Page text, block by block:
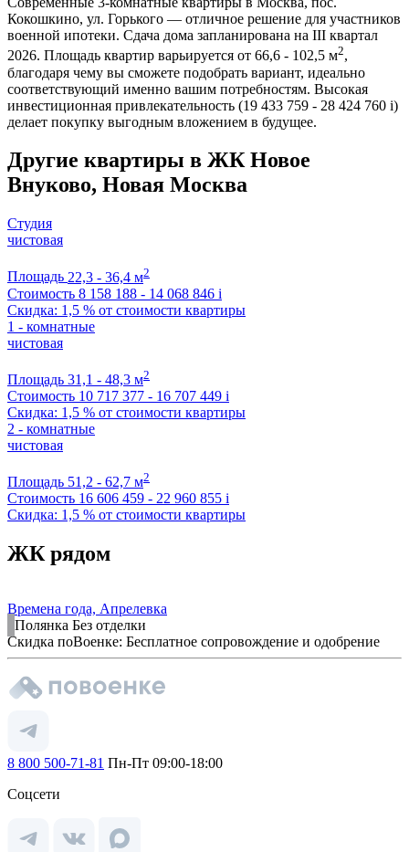
Кокошкино, ул. Горького — отличное решение для участников
военной ипотеки. Сдача дома запланирована на III квартал
2026. Площадь квартир варьируется от 66,6 - 102,5 м2,
благодаря чему вы сможете подобрать вариант, идеально
соответствующий именно вашим потребностям. Высокая
инвестиционная привлекательность (19 433 759 - 28 424 760 i)
делает покупку выгодным вложением в будущее.
Другие квартиры в ЖК Новое
Внуково, Новая Москва
Студия
чистовая
Площадь 22,3 - 36,4 м2
Стоимость 8 158 188 - 14 068 846 i
Скидка: 1,5 % от стоимости квартиры
1 - комнатные
чистовая
Площадь 31,1 - 48,3 м2
Стоимость 10 717 377 - 16 707 449 i
Скидка: 1,5 % от стоимости квартиры
2 - комнатные
чистовая
Площадь 51,2 - 62,7 м2
Стоимость 16 606 459 - 22 960 855 i
Скидка: 1,5 % от стоимости квартиры
ЖК рядом
Времена года, Апрелевка
Полянка Без отделки
Скидка поВоенке: Бесплатное сопровождение и одобрение
8 800 500-71-81 Пн-Пт 09:00-18:00
Соцсети